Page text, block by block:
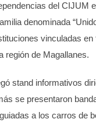
del CIJUM
denominada
vinculadas
región de Magallanes.
stand informativos
se presentaron
a los carros de